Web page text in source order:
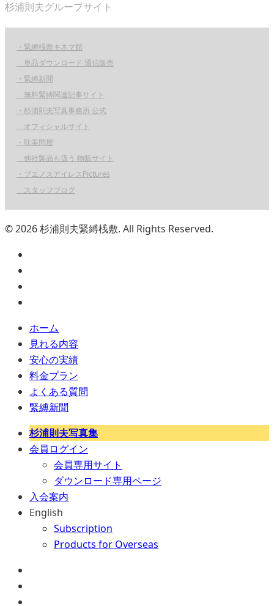
杉浦則夫グループサイト
・緊縛桟敷キネマ館
単品ダウンロード 通信販売
・緊縛新聞
無料緊縛関連記事サイト
・杉浦則夫写真事務所 公式
オフィシャルサイト
・耽美問屋
他社製品も扱う 物販サイト
・ブエノスアイレスPictures
スタッフブログ
© 2026 杉浦則夫緊縛桟敷. All Rights Reserved.
ホーム
見れる内容
安心の実績
料金プラン
よくある質問
緊縛新聞
杉浦則夫写真集
会員ログイン
会員専用サイト
ダウンロード専用ページ
入会案内
English
Subscription
Products for Overseas